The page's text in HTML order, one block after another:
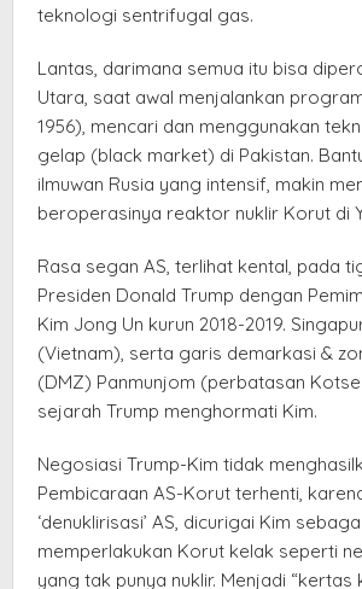
teknologi sentrifugal gas.
Lantas, darimana semua itu bisa
Utara, saat awal menjalankan
1956), mencari dan menggunakan
gelap (black market) di Pakistan.
ilmuwan Rusia yang intensif, makin
beroperasinya reaktor nuklir Korut di
Rasa segan AS, terlihat kental, pada
Presiden Donald Trump dengan
Kim Jong Un kurun 2018-2019.
(Vietnam), serta garis demarkasi &
(DMZ) Panmunjom (perbatasan
sejarah Trump menghormati Kim.
Negosiasi Trump-Kim tidak
Pembicaraan AS-Korut terhenti,
‘denuklirisasi’ AS, dicurigai Kim
memperlakukan Korut kelak seperti
yang tak punya nuklir. Menjadi “kertas